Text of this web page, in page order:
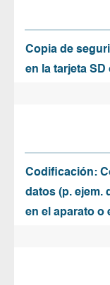
Copia de
en la tarjeta SD
Codificación:
datos (p. ejem.
en el aparato o